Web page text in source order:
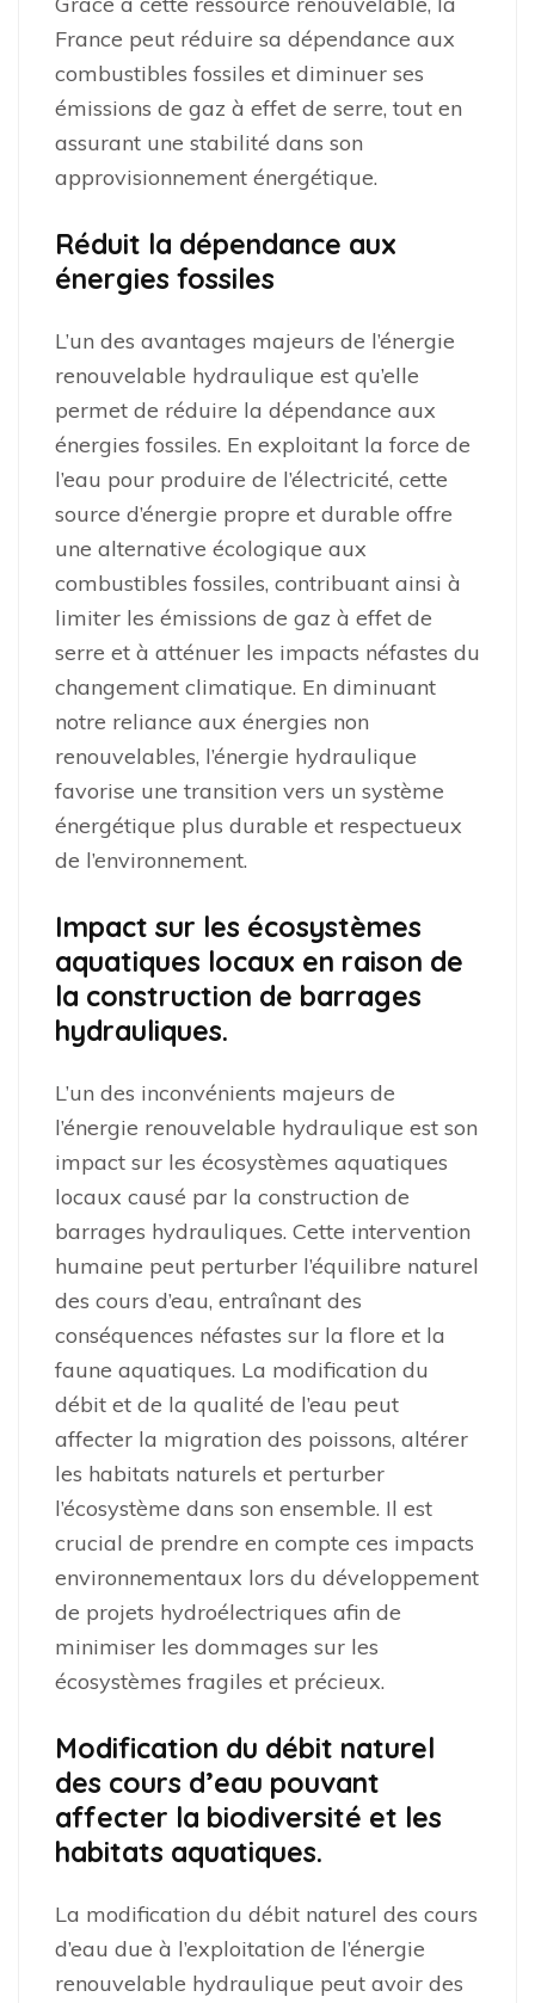
France peut réduire sa dépendance aux
combustibles fossiles et diminuer ses
émissions de gaz à effet de serre, tout en
assurant une stabilité dans son
approvisionnement énergétique.
Réduit la dépendance aux
énergies fossiles
L’un des avantages majeurs de l’énergie
renouvelable hydraulique est qu’elle
permet de réduire la dépendance aux
énergies fossiles. En exploitant la force de
l’eau pour produire de l’électricité, cette
source d’énergie propre et durable offre
une alternative écologique aux
combustibles fossiles, contribuant ainsi à
limiter les émissions de gaz à effet de
serre et à atténuer les impacts néfastes du
changement climatique. En diminuant
notre reliance aux énergies non
renouvelables, l’énergie hydraulique
favorise une transition vers un système
énergétique plus durable et respectueux
de l’environnement.
Impact sur les écosystèmes
aquatiques locaux en raison de
la construction de barrages
hydrauliques.
L’un des inconvénients majeurs de
l’énergie renouvelable hydraulique est son
impact sur les écosystèmes aquatiques
locaux causé par la construction de
barrages hydrauliques. Cette intervention
humaine peut perturber l’équilibre naturel
des cours d’eau, entraînant des
conséquences néfastes sur la flore et la
faune aquatiques. La modification du
débit et de la qualité de l’eau peut
affecter la migration des poissons, altérer
les habitats naturels et perturber
l’écosystème dans son ensemble. Il est
crucial de prendre en compte ces impacts
environnementaux lors du développement
de projets hydroélectriques afin de
minimiser les dommages sur les
écosystèmes fragiles et précieux.
Modification du débit naturel
des cours d’eau pouvant
affecter la biodiversité et les
habitats aquatiques.
La modification du débit naturel des cours
d’eau due à l’exploitation de l’énergie
renouvelable hydraulique peut avoir des